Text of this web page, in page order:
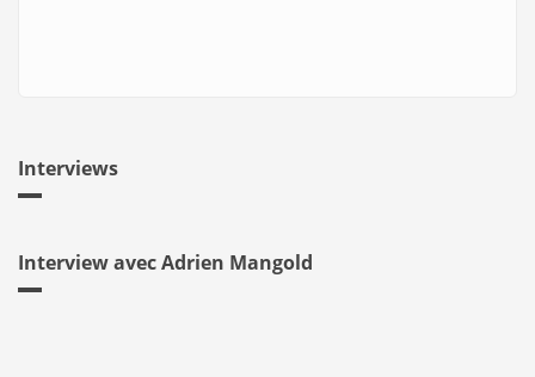
Interviews
Interview avec Adrien Mangold